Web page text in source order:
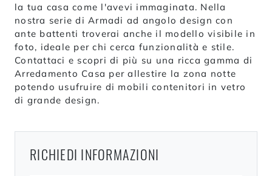
la tua casa come l'avevi immaginata. Nella
nostra serie di Armadi ad angolo design con
ante battenti troverai anche il modello visibile in
foto, ideale per chi cerca funzionalità e stile.
Contattaci e scopri di più su una ricca gamma di
Arredamento Casa per allestire la zona notte
potendo usufruire di mobili contenitori in vetro
di grande design.
RICHIEDI INFORMAZIONI